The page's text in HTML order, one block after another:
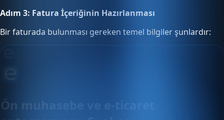
Adım 3: Fatura İçeriğinin Hazırlanması
Bir faturada bulunması gereken temel bilgiler şunlardır:
Ön muhasebe ve e-ticaret